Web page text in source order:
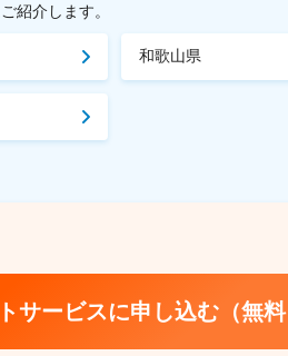
紹介します。
和歌山県
サービスに申し込む（無料